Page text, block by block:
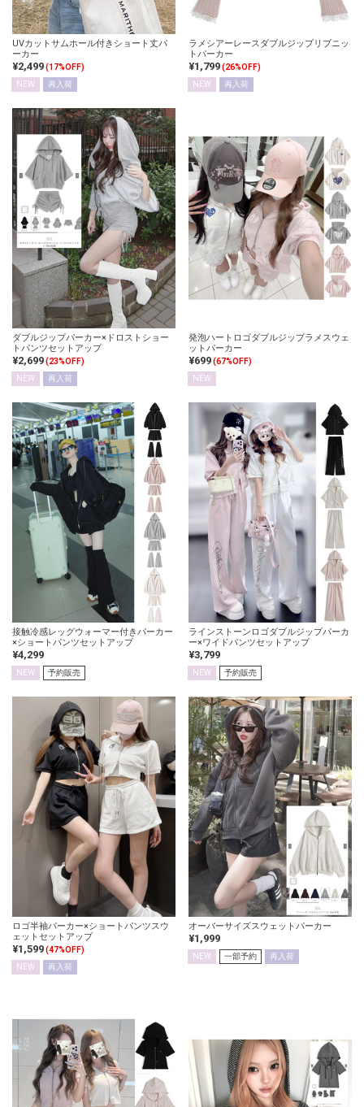
UVカットサムホール付きショート丈パ
ーカー
¥2,499(17%OFF)
NEW
再入荷
ラメシアーレースダブルジップリブニッ
トパーカー
¥1,799(26%OFF)
NEW
再入荷
ダブルジップパーカー×ドロストショー
トパンツセットアップ
¥2,699(23%OFF)
NEW
再入荷
発泡ハートロゴダブルジップラメスウェ
ットパーカー
¥699(67%OFF)
NEW
接触冷感レッグウォーマー付きパーカー
×ショートパンツセットアップ
¥4,299
NEW 予約販売
ラインストーンロゴダブルジップパーカ
ー×ワイドパンツセットアップ
¥3,799
NEW 予約販売
ロゴ半袖パーカー×ショートパンツスウ
ェットセットアップ
¥1,599(47%OFF)
NEW
再入荷
オーバーサイズスウェットパーカー
¥1,999
NEW 一部予約 再入荷